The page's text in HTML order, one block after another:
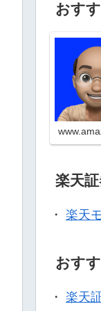
おす
楽天
・ 楽天
おす
・ 楽天